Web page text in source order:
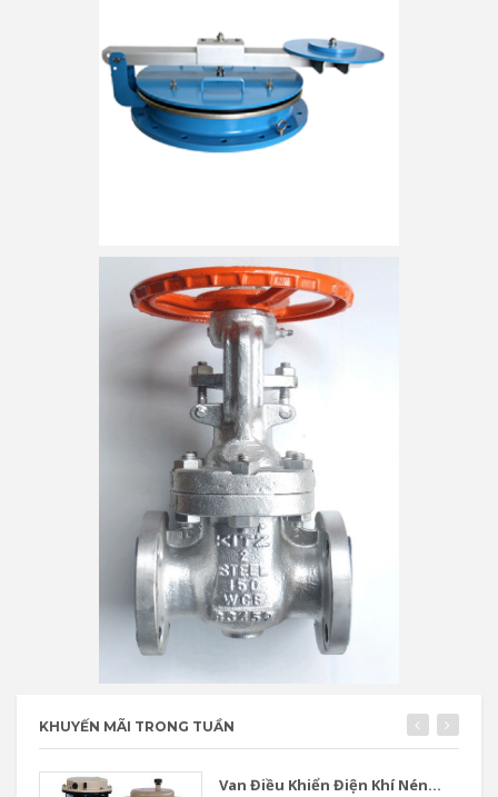
KHUYẾN MÃI TRONG TUẦN
Van Điều Khiển Điện Khí Nén...